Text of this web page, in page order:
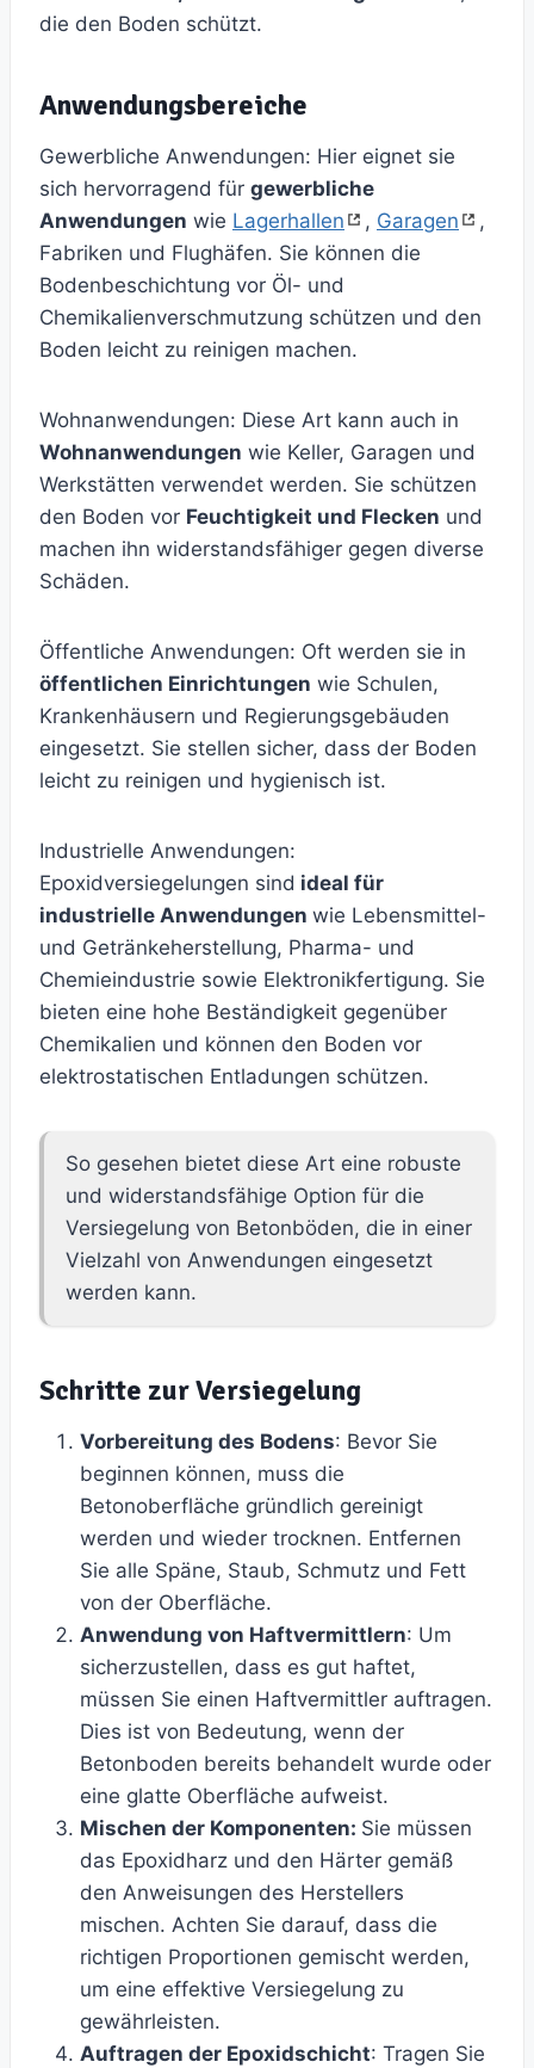
die den Boden schützt.
Anwendungsbereiche
Gewerbliche Anwendungen: Hier eignet sie
sich hervorragend für gewerbliche
Anwendungen wie Lagerhallen , Garagen
,
Fabriken und Flughäfen. Sie können die
Bodenbeschichtung vor Öl- und
Chemikalienverschmutzung schützen und den
Boden leicht zu reinigen machen.
Wohnanwendungen: Diese Art kann auch in
Wohnanwendungen wie Keller, Garagen und
Werkstätten verwendet werden. Sie schützen
den Boden vor Feuchtigkeit und Flecken und
machen ihn widerstandsfähiger gegen diverse
Schäden.
Öffentliche Anwendungen: Oft werden sie in
öffentlichen Einrichtungen wie Schulen,
Krankenhäusern und Regierungsgebäuden
eingesetzt. Sie stellen sicher, dass der Boden
leicht zu reinigen und hygienisch ist.
Industrielle Anwendungen:
Epoxidversiegelungen sind ideal für
industrielle Anwendungen wie Lebensmittel-
und Getränkeherstellung, Pharma- und
Chemieindustrie sowie Elektronikfertigung. Sie
bieten eine hohe Beständigkeit gegenüber
Chemikalien und können den Boden vor
elektrostatischen Entladungen schützen.
So gesehen bietet diese Art eine robuste
und widerstandsfähige Option für die
Versiegelung von Betonböden, die in einer
Vielzahl von Anwendungen eingesetzt
werden kann.
Schritte zur Versiegelung
Vorbereitung des Bodens: Bevor Sie
beginnen können, muss die
Betonoberfläche gründlich gereinigt
werden und wieder trocknen. Entfernen
Sie alle Späne, Staub, Schmutz und Fett
von der Oberfläche.
Anwendung von Haftvermittlern: Um
sicherzustellen, dass es gut haftet,
müssen Sie einen Haftvermittler auftragen.
Dies ist von Bedeutung, wenn der
Betonboden bereits behandelt wurde oder
eine glatte Oberfläche aufweist.
Mischen der Komponenten: Sie müssen
das Epoxidharz und den Härter gemäß
den Anweisungen des Herstellers
mischen. Achten Sie darauf, dass die
richtigen Proportionen gemischt werden,
um eine effektive Versiegelung zu
gewährleisten.
Auftragen der Epoxidschicht: Tragen Sie